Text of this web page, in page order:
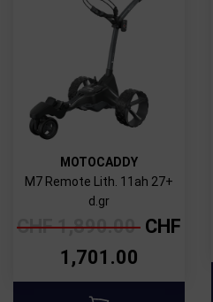
MOTOCADDY
M7 Remote Lith. 11ah 27+
d.gr
CHF 1,890.00 CHF
1,701.00